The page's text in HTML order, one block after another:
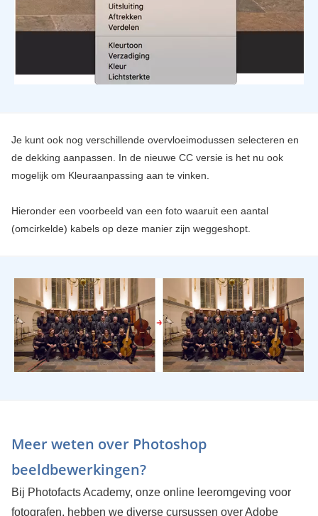
Je kunt ook nog verschillende overvloeimodussen selecteren en
de dekking aanpassen. In de nieuwe CC versie is het nu ook
mogelijk om Kleuraanpassing aan te vinken.
Hieronder een voorbeeld van een foto waaruit een aantal
(omcirkelde) kabels op deze manier zijn weggeshopt.
Meer weten over Photoshop
beeldbewerkingen?
Bij Photofacts Academy, onze online leeromgeving voor
fotografen, hebben we diverse cursussen over Adobe